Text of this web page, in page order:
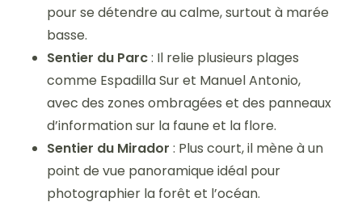
pour se détendre au calme, surtout à marée
basse.
Sentier du Parc: Il relie plusieurs plages
comme Espadilla Sur et Manuel Antonio,
avec des zones ombragées et des panneaux
d’information sur la faune et la flore.
Sentier du Mirador : Plus court, il mène à un
point de vue panoramique idéal pour
photographier la forêt et l’océan.